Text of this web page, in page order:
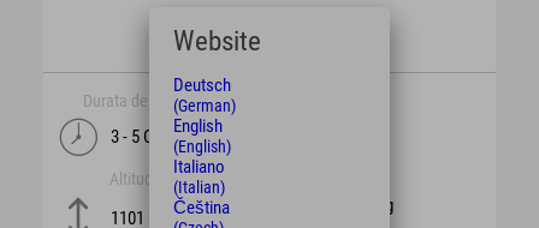
Durata del tempo
3 - 5 Ore
Altitudine
1101 m
schwierig
Website
Deutsch
(German)
English
(English)
Italiano
(Italian)
Čeština